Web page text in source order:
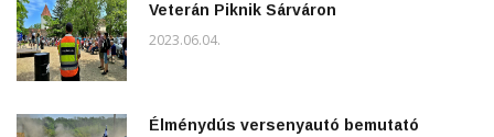
Veterán Piknik Sárváron
2023.06.04.
Élménydús versenyautó bemutató